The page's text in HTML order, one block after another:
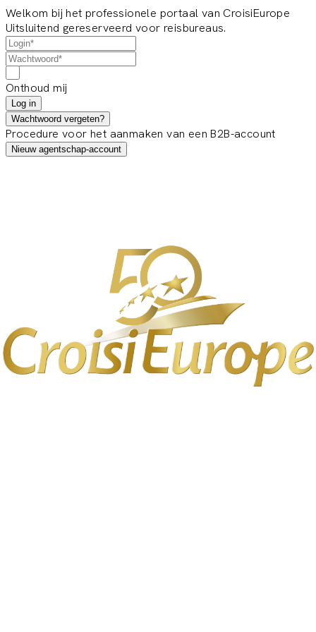
Welkom bij het professionele portaal van CroisiEurope
Uitsluitend gereserveerd voor reisbureaus.
Onthoud mij
Log in
Wachtwoord vergeten?
Procedure voor het aanmaken van een B2B-account
Nieuw agentschap-account